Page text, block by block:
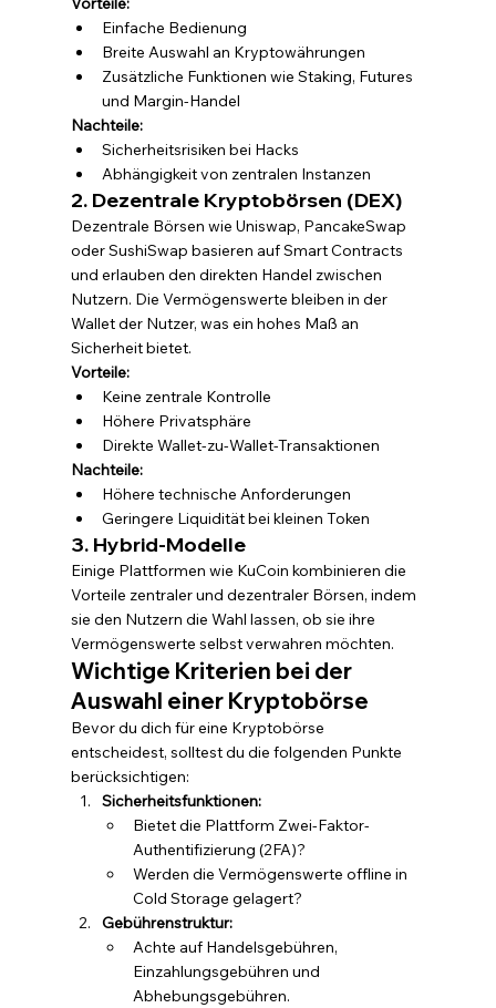
Einfache Bedienung
Breite Auswahl an Kryptowährungen
Zusätzliche Funktionen wie Staking, Futures
und Margin-Handel
Nachteile:
Sicherheitsrisiken bei Hacks
Abhängigkeit von zentralen Instanzen
2. Dezentrale Kryptobörsen (DEX)
Dezentrale Börsen wie Uniswap, PancakeSwap
oder SushiSwap basieren auf Smart Contracts
und erlauben den direkten Handel zwischen
Nutzern. Die Vermögenswerte bleiben in der
Wallet der Nutzer, was ein hohes Maß an
Sicherheit bietet.
Vorteile:
Keine zentrale Kontrolle
Höhere Privatsphäre
Direkte Wallet-zu-Wallet-Transaktionen
Nachteile:
Höhere technische Anforderungen
Geringere Liquidität bei kleinen Token
3. Hybrid-Modelle
Einige Plattformen wie KuCoin kombinieren die
Vorteile zentraler und dezentraler Börsen, indem
sie den Nutzern die Wahl lassen, ob sie ihre
Vermögenswerte selbst verwahren möchten.
Wichtige Kriterien bei der
Auswahl einer Kryptobörse
Bevor du dich für eine Kryptobörse
entscheidest, solltest du die folgenden Punkte
berücksichtigen:
Sicherheitsfunktionen:
Bietet die Plattform Zwei-Faktor-
Authentifizierung (2FA)?
Werden die Vermögenswerte offline in
Cold Storage gelagert?
Gebührenstruktur:
Achte auf Handelsgebühren,
Einzahlungsgebühren und
Abhebungsgebühren.